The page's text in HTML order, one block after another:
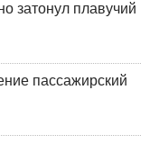
затонул плавучий
пассажирский